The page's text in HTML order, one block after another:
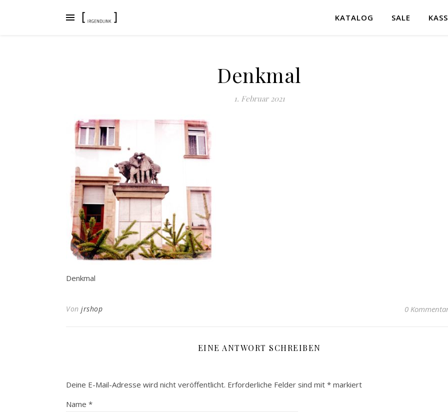
KATALOG SALE
Denkmal
1. Februar 2021
Denkmal
Von jrshop 0
EINE ANTWORT SCHREIBEN
Deine E-Mail-Adresse wird nicht veröffentlicht. Erforderliche Felder sind mit * markiert
Name *